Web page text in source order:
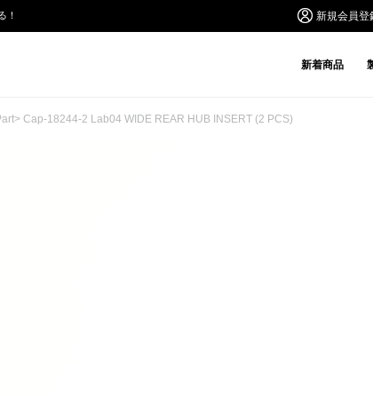
！ 新規会員登
新着商品
> Cap-18244-2 Lab04 WIDE REAR HUB INSERT (2 PCS)